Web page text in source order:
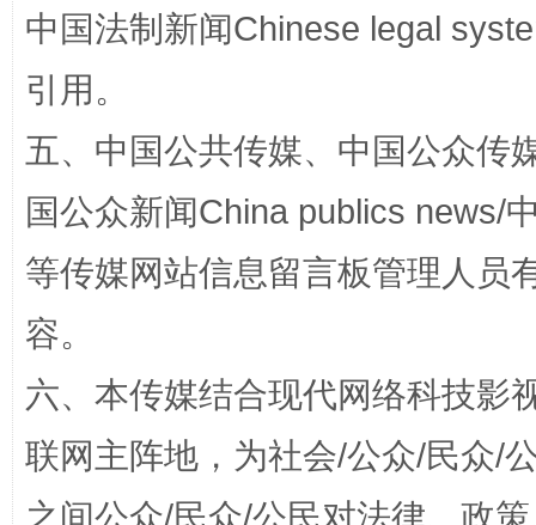
扯下公款旅游的“隐身衣” 如何以
中国法制新闻Chinese legal
引用。
五、中国公共传媒、中国公众传
国公众新闻China publics news/
等传媒网站信息留言板管理人员
容。
六、本传媒结合现代网络科技影
联网主阵地，为社会/公众/民众/
之间公众/民众/公民对法律、政